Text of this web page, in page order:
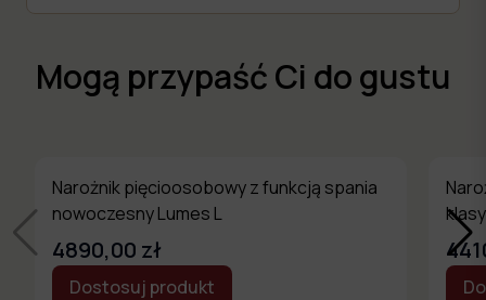
Mogą przypaść Ci do gustu
Narożnik pięcioosobowy z funkcją spania
nowoczesny Lumes L
4890,00 zł
Dostosuj produkt